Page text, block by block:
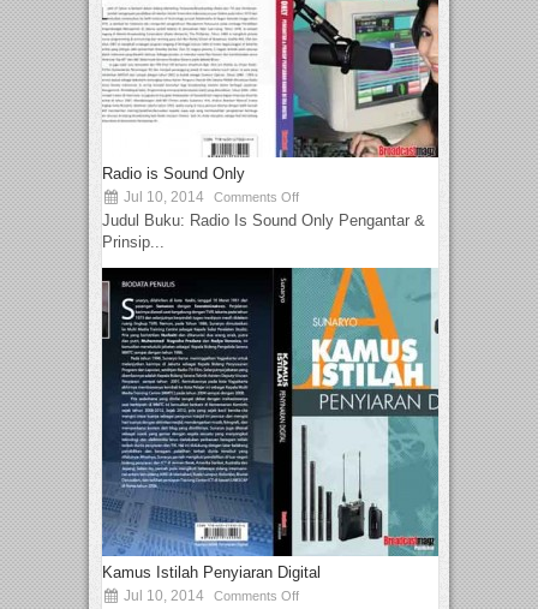
Radio is Sound Only
Jul 10, 2014 Comments Off
Judul Buku: Radio Is Sound Only Pengantar &
Prinsip...
Kamus Istilah Penyiaran Digital
Jul 10, 2014 Comments Off